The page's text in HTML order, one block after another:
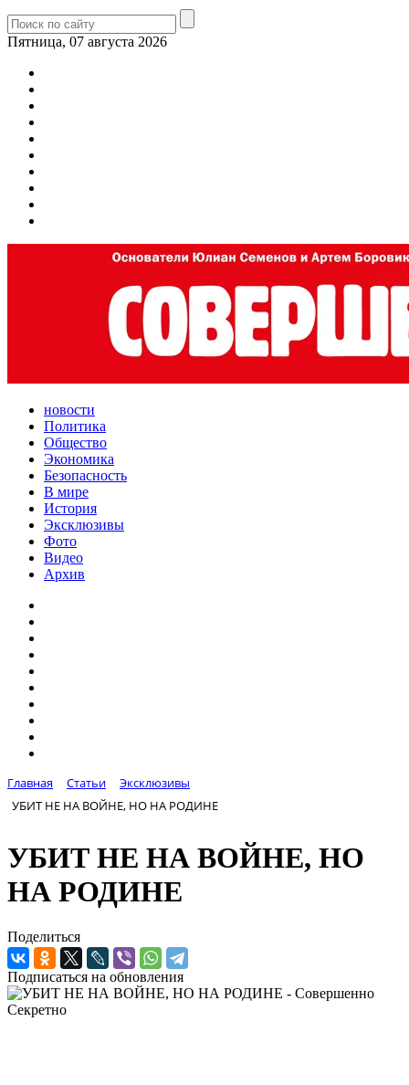
Пятница, 07 августа 2026
новости
Политика
Общество
Экономика
Безопасность
В мире
История
Эксклюзивы
Фото
Видео
Архив
Главная Статьи
Эксклюзивы
УБИТ НЕ НА ВОЙНЕ, НО НА РОДИНЕ
УБИТ НЕ НА ВОЙНЕ, НО
НА РОДИНЕ
Поделиться
Подписаться на обновления